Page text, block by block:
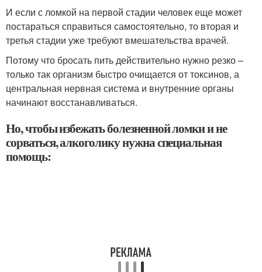
И если с ломкой на первой стадии человек еще может
постараться справиться самостоятельно, то вторая и
третья стадии уже требуют вмешательства врачей.
Потому что бросать пить действительно нужно резко –
только так организм быстро очищается от токсинов, а
центральная нервная система и внутренние органы
начинают восстанавливаться.
Но, чтобы избежать болезненной ломки и не
сорваться, алкоголику нужна специальная
помощь: